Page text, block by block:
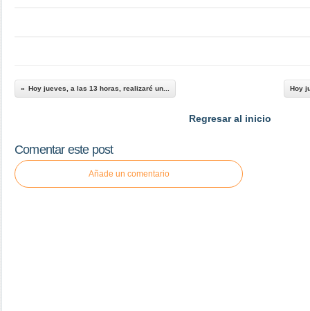
Hoy jueves, a las 13 horas, realizaré un... Hoy
Regresar al inicio
Comentar este post
Añade un comentario